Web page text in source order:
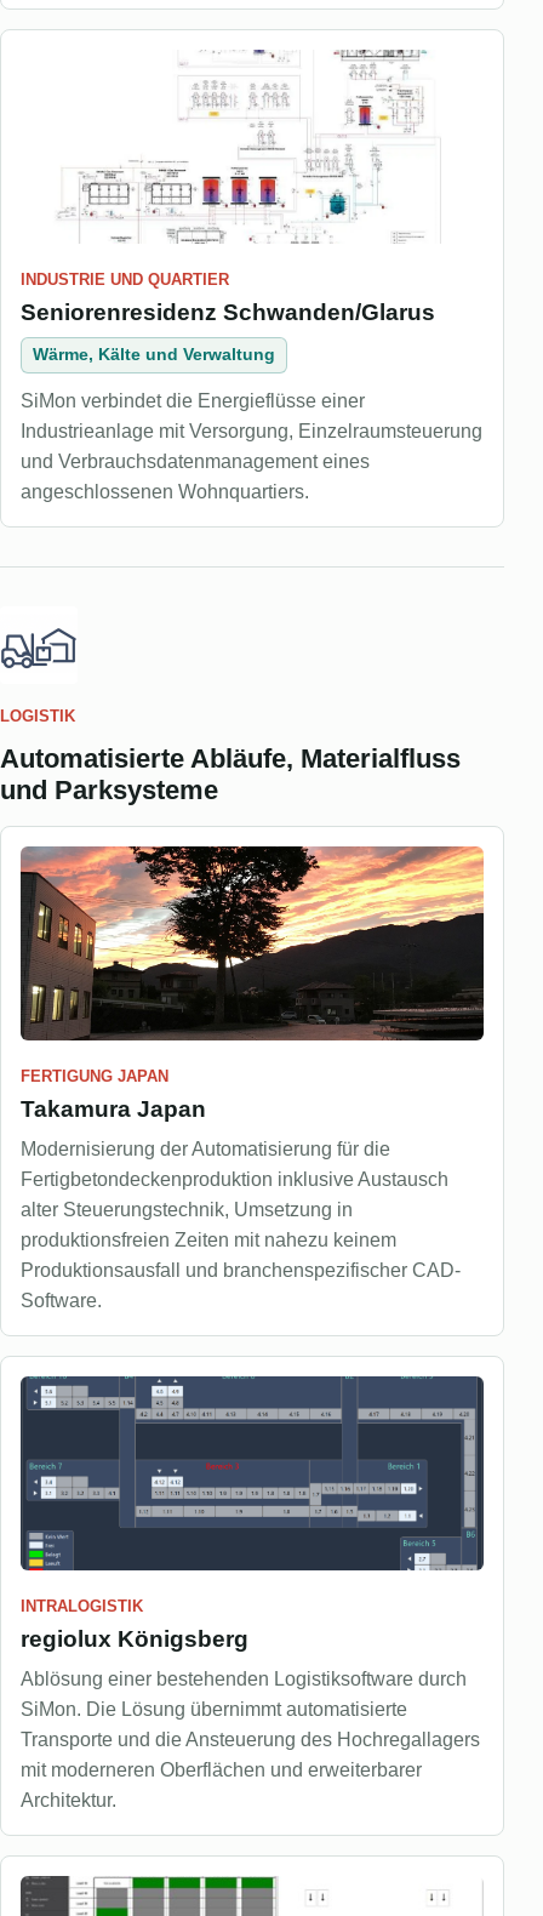
INDUSTRIE UND QUARTIER
Seniorenresidenz Schwanden/Glarus
Wärme, Kälte und Verwaltung
SiMon verbindet die Energieflüsse einer
Industrieanlage mit Versorgung, Einzelraumsteuerung
und Verbrauchsdatenmanagement eines
angeschlossenen Wohnquartiers.
LOGISTIK
Automatisierte Abläufe, Materialfluss
und Parksysteme
FERTIGUNG JAPAN
Takamura Japan
Modernisierung der Automatisierung für die
Fertigbetondeckenproduktion inklusive Austausch
alter Steuerungstechnik, Umsetzung in
produktionsfreien Zeiten mit nahezu keinem
Produktionsausfall und branchenspezifischer CAD-
Software.
INTRALOGISTIK
regiolux Königsberg
Ablösung einer bestehenden Logistiksoftware durch
SiMon. Die Lösung übernimmt automatisierte
Transporte und die Ansteuerung des Hochregallagers
mit moderneren Oberflächen und erweiterbarer
Architektur.